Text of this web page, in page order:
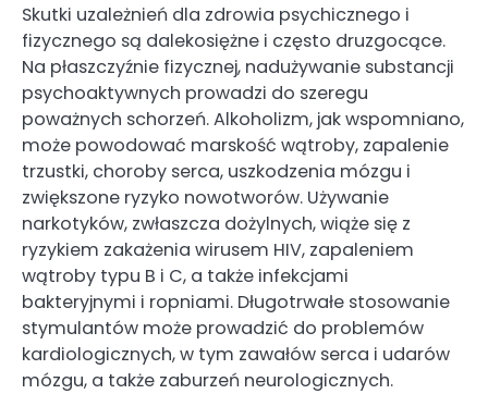
Skutki uzależnień dla zdrowia psychicznego i
fizycznego są dalekosiężne i często druzgocące.
Na płaszczyźnie fizycznej, nadużywanie substancji
psychoaktywnych prowadzi do szeregu
poważnych schorzeń. Alkoholizm, jak wspomniano,
może powodować marskość wątroby, zapalenie
trzustki, choroby serca, uszkodzenia mózgu i
zwiększone ryzyko nowotworów. Używanie
narkotyków, zwłaszcza dożylnych, wiąże się z
ryzykiem zakażenia wirusem HIV, zapaleniem
wątroby typu B i C, a także infekcjami
bakteryjnymi i ropniami. Długotrwałe stosowanie
stymulantów może prowadzić do problemów
kardiologicznych, w tym zawałów serca i udarów
mózgu, a także zaburzeń neurologicznych.